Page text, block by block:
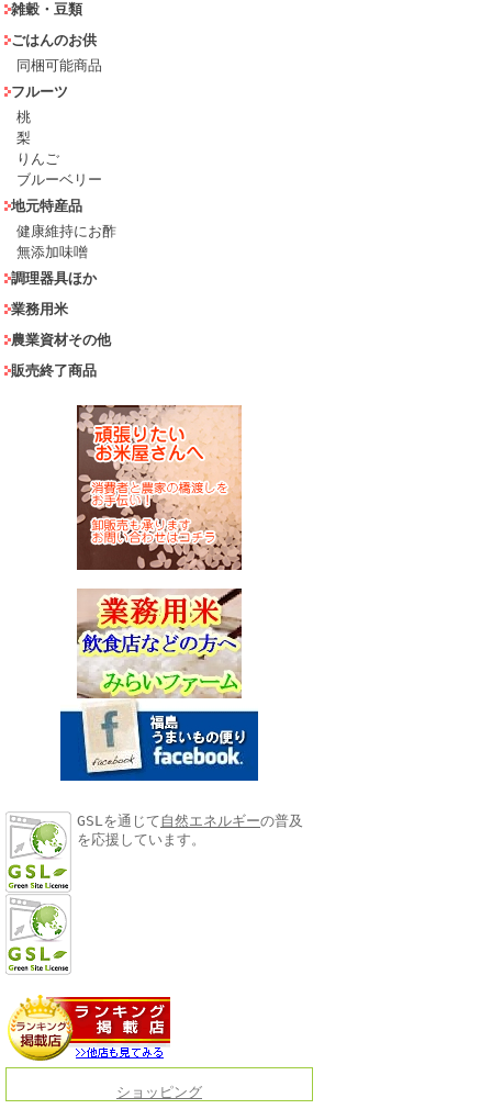
雑穀・豆類
ごはんのお供
同梱可能商品
フルーツ
桃
梨
りんご
ブルーベリー
地元特産品
健康維持にお酢
無添加味噌
調理器具ほか
業務用米
農業資材その他
販売終了商品
GSLを通じて自然エネルギーの普及
を応援しています。
ショッピング